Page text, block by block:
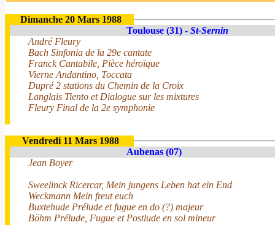
Dimanche 20 Mars 1988
Toulouse (31) - St-Sernin
André Fleury
Bach Sinfonia de la 29e cantate
Franck Cantabile, Pièce héroïque
Vierne Andantino, Toccata
Dupré 2 stations du Chemin de la Croix
Langlais Tiento et Dialogue sur les mixtures
Fleury Final de la 2e symphonie
Vendredi 11 Mars 1988
Aubenas (07)
Jean Boyer
Sweelinck Ricercar, Mein jungens Leben hat ein End
Weckmann Mein freut euch
Buxtehude Prélude et fugue en do (?) majeur
Böhm Prélude, Fugue et Postlude en sol mineur